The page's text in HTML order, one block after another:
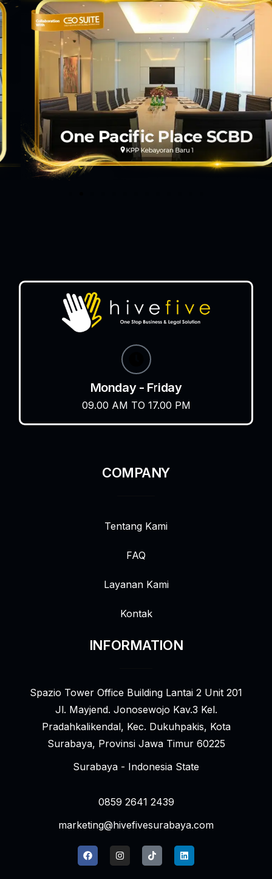
Monday - Friday
09.00 AM TO 17.00 PM
COMPANY
Tentang Kami
FAQ
Layanan Kami
Kontak
INFORMATION
Spazio Tower Office Building Lantai 2 Unit 201
Jl. Mayjend. Jonosewojo Kav.3 Kel.
Pradahkalikendal, Kec. Dukuhpakis, Kota
Surabaya, Provinsi Jawa Timur 60225
Surabaya - Indonesia State
0859 2641 2439
marketing@hivefivesurabaya.com